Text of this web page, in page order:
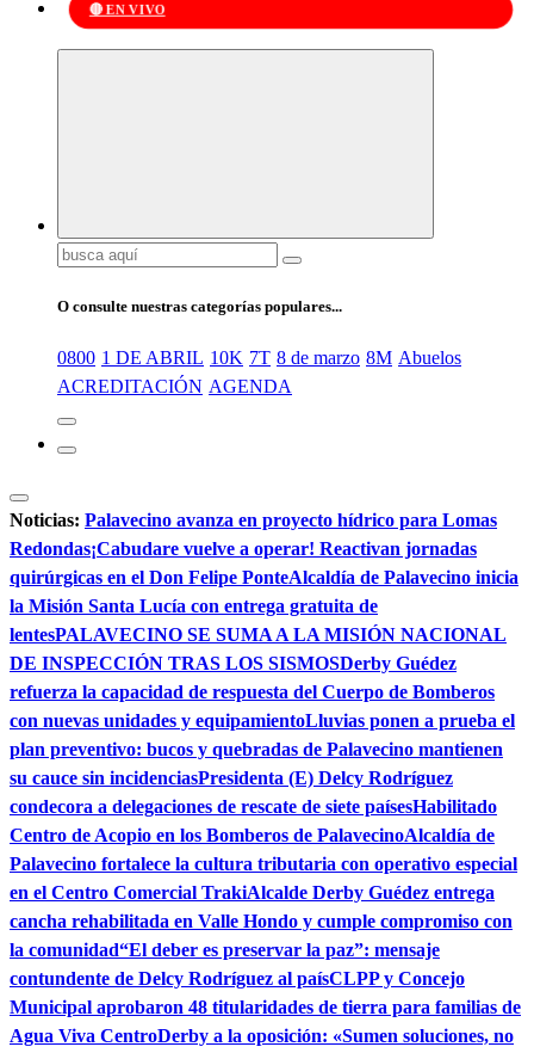
🔴 EN VIVO
Buscar:
O consulte nuestras categorías populares...
0800 1 DE ABRIL 10K 7T 8 de marzo 8M Abuelos
ACREDITACIÓN AGENDA
Noticias: Palavecino avanza en proyecto hídrico para Lomas
Redondas¡Cabudare vuelve a operar! Reactivan jornadas
quirúrgicas en el Don Felipe PonteAlcaldía de Palavecino inicia
la Misión Santa Lucía con entrega gratuita de
lentesPALAVECINO SE SUMA A LA MISIÓN NACIONAL
DE INSPECCIÓN TRAS LOS SISMOSDerby Guédez
refuerza la capacidad de respuesta del Cuerpo de Bomberos
con nuevas unidades y equipamientoLluvias ponen a prueba el
plan preventivo: bucos y quebradas de Palavecino mantienen
su cauce sin incidenciasPresidenta (E) Delcy Rodríguez
condecora a delegaciones de rescate de siete paísesHabilitado
Centro de Acopio en los Bomberos de PalavecinoAlcaldía de
Palavecino fortalece la cultura tributaria con operativo especial
en el Centro Comercial TrakiAlcalde Derby Guédez entrega
cancha rehabilitada en Valle Hondo y cumple compromiso con
la comunidad“El deber es preservar la paz”: mensaje
contundente de Delcy Rodríguez al paísCLPP y Concejo
Municipal aprobaron 48 titularidades de tierra para familias de
Agua Viva CentroDerby a la oposición: «Sumen soluciones, no